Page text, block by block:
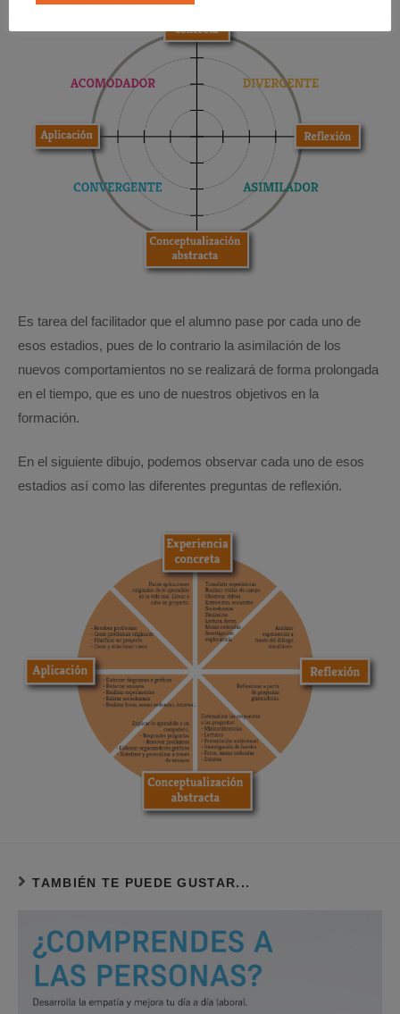
Es tarea del facilitador que el alumno pase por cada uno de
esos estadios, pues de lo contrario la asimilación de los
nuevos comportamientos no se realizará de forma prolongada
en el tiempo, que es uno de nuestros objetivos en la
formación.
En el siguiente dibujo, podemos observar cada uno de esos
estadios así como las diferentes preguntas de reflexión.
TAMBIÉN TE PUEDE GUSTAR...